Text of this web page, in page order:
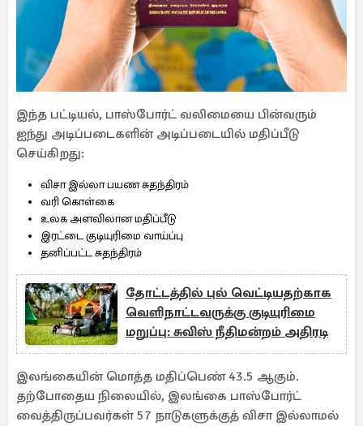
இந்த பட்டியல், பாஸ்போர்ட் வலிமையை பின்வரும்
ஐந்து அடிப்படைகளின் அடிப்படையில் மதிப்பீடு
செய்கிறது:
விசா இல்லா பயண சுதந்திரம்
வரி கொள்கை
உலக அளவிலான மதிப்பீடு
இரட்டை குடியுரிமை வாய்ப்பு
தனிப்பட்ட சுதந்திரம்
தோட்டத்தில் புல் வெட்டியதற்காக
வெளிநாட்டவருக்கு குடியுரிமை
மறுப்பு: சுவிஸ் நீதிமன்றம் அதிரடி
இலங்கையின் மொத்த மதிப்பெண் 43.5 ஆகும்.
தற்போதைய நிலையில், இலங்கை பாஸ்போர்ட்
வைத்திருப்பவர்கள் 57 நாடுகளுக்குத் விசா இல்லாமல்